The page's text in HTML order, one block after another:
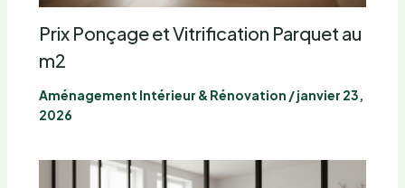
Prix Ponçage et Vitrification Parquet au
m2
Aménagement Intérieur & Rénovation /janvier 23,
2026